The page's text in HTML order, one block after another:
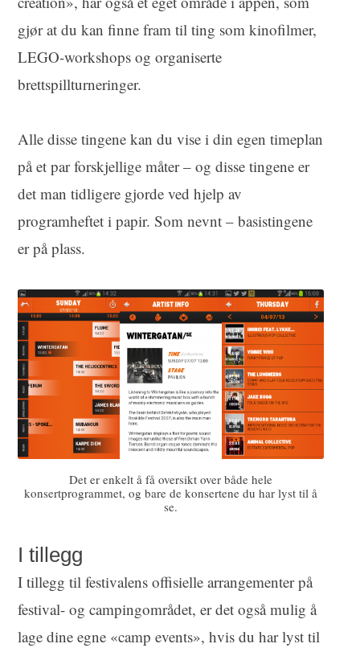
gjør at du kan finne fram til ting som kinofilmer,
LEGO-workshops og organiserte
brettspillturneringer.
Alle disse tingene kan du vise i din egen timeplan
på et par forskjellige måter – og disse tingene er
det man tidligere gjorde ved hjelp av
programheftet i papir. Som nevnt – basistingene
er på plass.
Det er enkelt å få oversikt over både hele
konsertprogrammet, og bare de konsertene du har lyst til å
se.
I tillegg
I tillegg til festivalens offisielle arrangementer på
festival- og campingområdet, er det også mulig å
lage dine egne «camp events», hvis du har lyst til